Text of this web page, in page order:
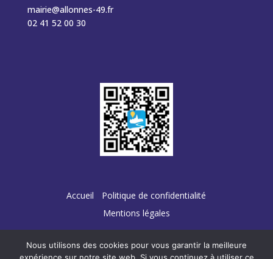
mairie@allonnes-49.fr
02 41 52 00 30
Accueil
Politique de confidentialité
Mentions légales
Nous utilisons des cookies pour vous garantir la meilleure